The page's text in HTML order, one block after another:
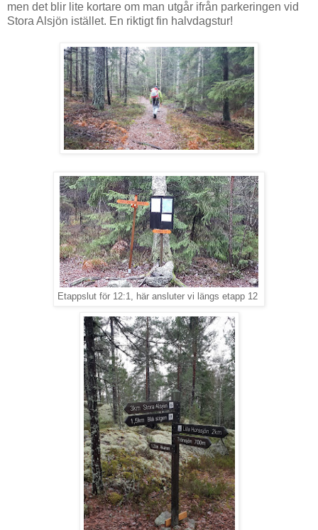
men det blir lite kortare om man utgår ifrån parkeringen vid
Stora Alsjön istället. En riktigt fin halvdagstur!
Etappslut för 12:1, här ansluter vi längs etapp 12